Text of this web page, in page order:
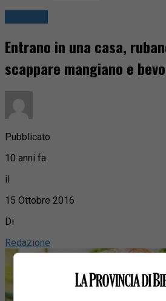
Entrano in una casa,
scappare mangiano e
Pubblicato
10 anni fa
il
15 Ottobre 2016
Di
Redazione